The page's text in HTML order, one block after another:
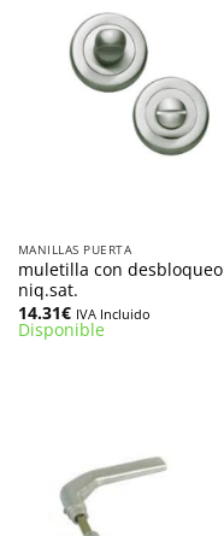
MANILLAS PUERTA
muletilla con desbloqueo
niq.sat.
14.31€ IVA Incluido
Disponible